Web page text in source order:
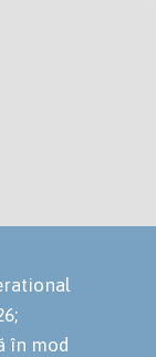
în mod